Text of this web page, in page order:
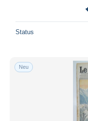
Status
Neu